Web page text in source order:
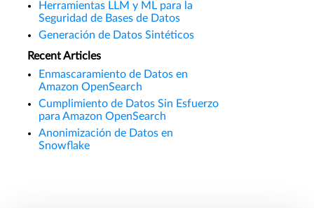
Herramientas LLM y ML para la
Seguridad de Bases de Datos
Generación de Datos Sintéticos
Recent Articles
Enmascaramiento de Datos en
Amazon OpenSearch
Cumplimiento de Datos Sin Esfuerzo
para Amazon OpenSearch
Anonimización de Datos en
Snowflake